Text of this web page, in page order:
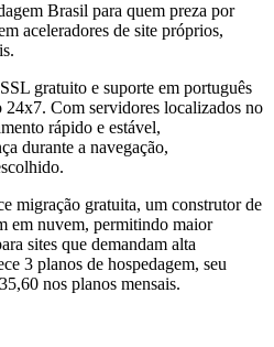
Brasil para quem preza por
aceleradores de site próprios,
gratuito e suporte em português
Com servidores localizados no
rápido e estável,
durante a navegação,
migração gratuita, um construtor de
em nuvem, permitindo maior
sites que demandam alta
3 planos de hospedagem, seu
nos planos mensais.